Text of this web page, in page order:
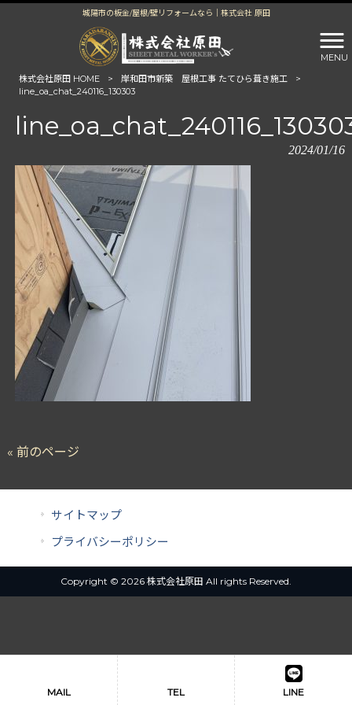
城陽市の板金/屋根/壁リフォームなら｜株式会社 原田
MENU
株式会社原田 HOME
> 岸和田市新築 屋根工事 たてひら葺き施工
>
line_oa_chat_240116_130303
2024/01/16
« 前のページ
サイトマップ
プライバシーポリシー
Copyright © 2026 株式会社原田 All rights Reserved.
MAIL TEL LINE